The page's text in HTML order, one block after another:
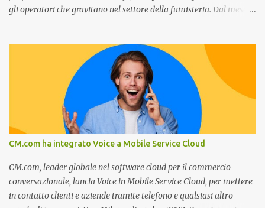
gli operatori che gravitano nel settore della fumisteria. Dal mese di
impianti di riscaldamento, stufe e camini, e fumisteria in generale
offre la registrazione gratuita a vantaggio di tutte le aziende
operanti nel settore. E’ possibile infatti all’interno del sito inserire
gratuitamente i propri dati aziendali, indirizzi, recapiti, recensione
(che verrà corretta, migliorata e modificata all’occorrenza da
redattori specializzati), immagini dei prodotti e fino a un massimo
di 5 servizi e prodotti specificandone uno o più principali. Le
aziende vengono ordinate all’interno delle varie categorie in base a
un algoritmo di ordina...
CM.com ha integrato Voice a Mobile Service Cloud
CM.com, leader globale nel software cloud per il commercio
conversazionale, lancia Voice in Mobile Service Cloud, per mettere
in contatto clienti e aziende tramite telefono e qualsiasi altro